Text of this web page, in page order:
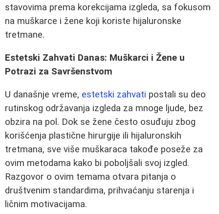
stavovima prema korekcijama izgleda, sa fokusom
na muškarce i žene koji koriste hijaluronske
tretmane.
Estetski Zahvati Danas: Muškarci i Žene u
Potrazi za Savršenstvom
U današnje vreme, estetski zahvati postali su deo
rutinskog održavanja izgleda za mnoge ljude, bez
obzira na pol. Dok se žene često osuđuju zbog
korišćenja plastične hirurgije ili hijaluronskih
tretmana, sve više muškaraca takođe poseže za
ovim metodama kako bi poboljšali svoj izgled.
Razgovor o ovim temama otvara pitanja o
društvenim standardima, prihvaćanju starenja i
ličnim motivacijama.